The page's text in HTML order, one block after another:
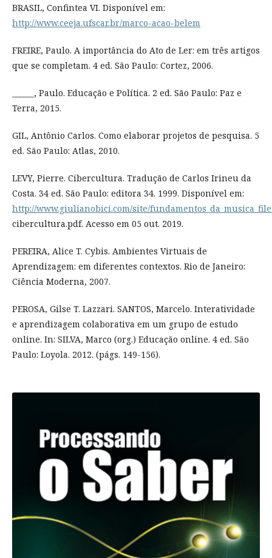
BRASIL, Confintea VI. Disponível em:
http://www.ceeja.ufscar.br/marco-acao-belem
FREIRE, Paulo. A importância do Ato de Ler: em três artigos
que se completam. 4 ed. São Paulo: Cortez, 2006.
______, Paulo. Educação e Política. 2 ed. São Paulo: Paz e
Terra, 2015.
GIL, Antônio Carlos. Como elaborar projetos de pesquisa. 5
ed. São Paulo: Atlas, 2010.
LEVY, Pierre. Cibercultura. Tradução de Carlos Irineu da
Costa. 34 ed. São Paulo: editora 34. 1999. Disponível em:
http://www.giulianobici.com/site/
cibercultura.pdf. Acesso em 05 out. 2019.
PEREIRA, Alice T. Cybis. Ambientes Virtuais de
Aprendizagem: em diferentes contextos. Rio de Janeiro:
Ciência Moderna, 2007.
PEROSA, Gilse T. Lazzari. SANTOS, Marcelo. Interatividade
e aprendizagem colaborativa em um grupo de estudo
online. In: SILVA, Marco (org.) Educação online. 4 ed. São
Paulo: Loyola. 2012. (págs. 149-156).